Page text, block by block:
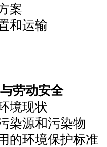
案
和运输
劳动安全
境现状
源和污染物
环境保护标准